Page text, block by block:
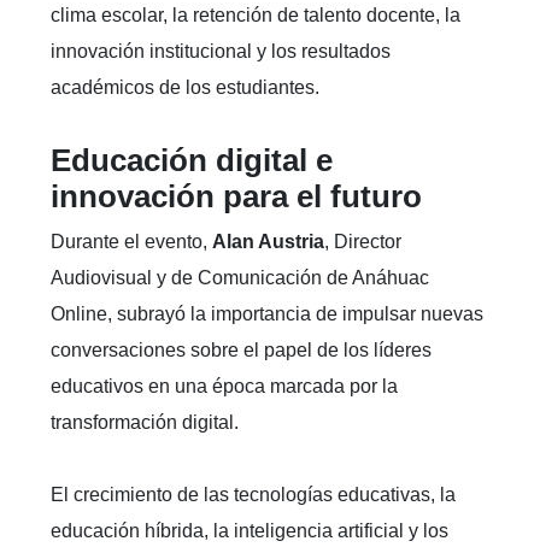
clima escolar, la retención de talento docente, la
innovación institucional y los resultados
académicos de los estudiantes.
Educación digital e
innovación para el futuro
Durante el evento, Alan Austria, Director
Audiovisual y de Comunicación de Anáhuac
Online, subrayó la importancia de impulsar nuevas
conversaciones sobre el papel de los líderes
educativos en una época marcada por la
transformación digital.
El crecimiento de las tecnologías educativas, la
educación híbrida, la inteligencia artificial y los